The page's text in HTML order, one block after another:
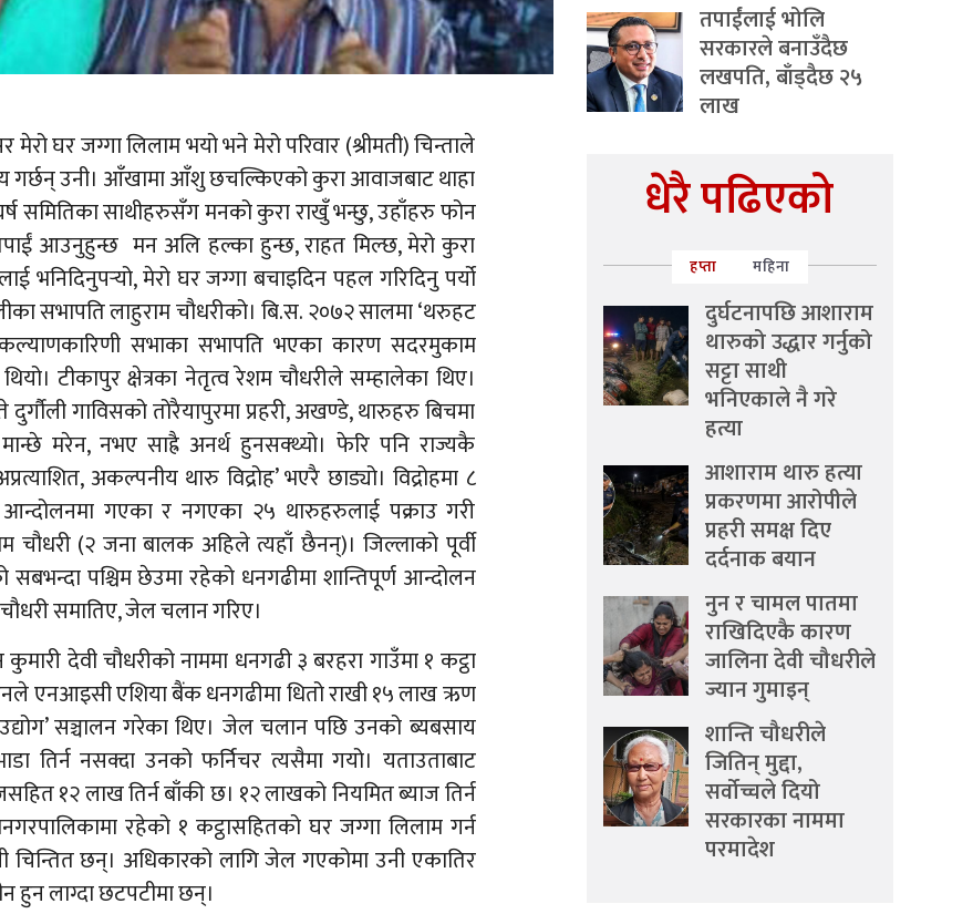
घर जग्गा लिलाम भयो भने मेरो परिवार (श्रीमती) चिन्ताले
गर्छन् उनी। आँखामा आँशु छचल्किएको कुरा आवाजबाट थाहा
समितिका साथीहरुसँग मनको कुरा राखुँ भन्छु, उहाँहरु फोन
आउनुहुन्छ मन अलि हल्का हुन्छ, राहत मिल्छ, मेरो कुरा
भनिदिनुपर्‍यो, मेरो घर जग्गा बचाइदिन पहल गरिदिनु पर्यो
सभापति लाहुराम चौधरीको। बि.स. २०७२ सालमा ‘थरुहट
सभाका सभापति भएका कारण सदरमुकाम
टीकापुर क्षेत्रका नेतृत्व रेशम चौधरीले सम्हालेका थिए।
गाविसको तोरैयापुरमा प्रहरी, अखण्डे, थारुहरु बिचमा
मरेन, नभए साह्रै अनर्थ हुनसक्थ्यो। फेरि पनि राज्यकै
अकल्पनीय थारु विद्रोह’ भएरै छाड्यो। विद्रोहमा ८
आन्दोलनमा गएका र नगएका २५ थारुहरुलाई पक्राउ गरी
चौधरी (२ जना बालक अहिले त्यहाँ छैनन्)। जिल्लाको पूर्वी
पश्चिम छेउमा रहेको धनगढीमा शान्तिपूर्ण आन्दोलन
समातिए, जेल चलान गरिए।
देवी चौधरीको नाममा धनगढी ३ बरहरा गाउँमा १ कट्ठा
एनआइसी एशिया बैंक धनगढीमा धितो राखी १५ लाख ऋण
सञ्चालन गरेका थिए। जेल चलान पछि उनको ब्यबसाय
तिर्न नसक्दा उनको फर्निचर त्यसैमा गयो। यताउताबाट
१२ लाख तिर्न बाँकी छ। १२ लाखको नियमित ब्याज तिर्न
रहेको १ कट्ठासहितको घर जग्गा लिलाम गर्न
छन्। अधिकारको लागि जेल गएकोमा उनी एकातिर
हुन लाग्दा छटपटीमा छन्।
तपाईंलाई भोलि
सरकारले बनाउँदैछ
लखपति, बाँड्दैछ २५
लाख
धेरै पढिएको
हप्ता महिना
दुर्घटनापछि आशाराम
थारुको उद्धार गर्नुको
सट्टा साथी
भनिएकाले नै गरे
हत्या
आशाराम थारु हत्या
प्रकरणमा आरोपीले
प्रहरी समक्ष दिए
दर्दनाक बयान
नुन र चामल पातमा
राखिदिएकै कारण
जालिना देवी चौधरीले
ज्यान गुमाइन्
शान्ति चौधरीले
जितिन् मुद्दा,
सर्वोच्चले दियो
सरकारका नाममा
परमादेश